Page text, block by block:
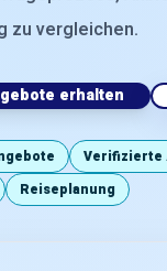
zu vergleichen.
erhalten
Verifizierte
Reiseplanung